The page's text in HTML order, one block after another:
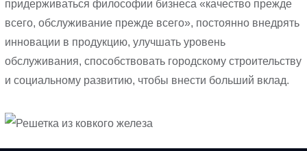
придерживаться философии бизнеса «качество прежде
всего, обслуживание прежде всего», постоянно внедрять
инновации в продукцию, улучшать уровень
обслуживания, способствовать городскому строительству
и социальному развитию, чтобы внести больший вклад.